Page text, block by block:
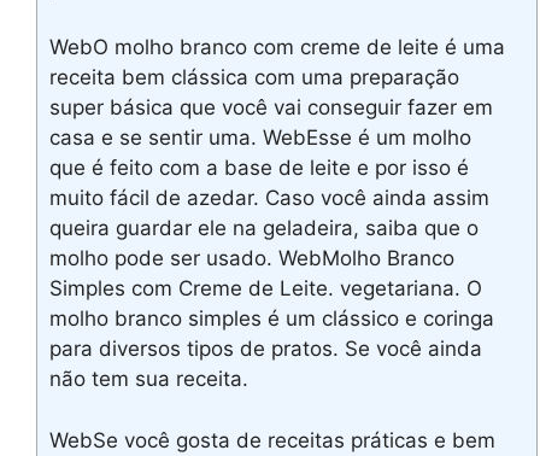
WebO molho branco com creme de leite é uma
receita bem clássica com uma preparação
super básica que você vai conseguir fazer em
casa e se sentir uma. WebEsse é um molho
que é feito com a base de leite e por isso é
muito fácil de azedar. Caso você ainda assim
queira guardar ele na geladeira, saiba que o
molho pode ser usado. WebMolho Branco
Simples com Creme de Leite. vegetariana. O
molho branco simples é um clássico e coringa
para diversos tipos de pratos. Se você ainda
não tem sua receita.
WebSe você gosta de receitas práticas e bem